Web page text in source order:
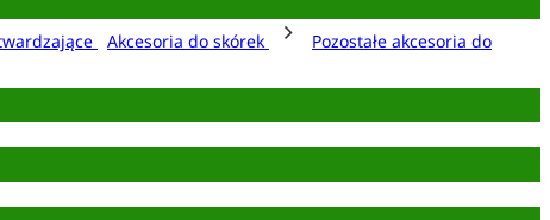
Akcesoria do skórek
Pozostałe akcesoria do